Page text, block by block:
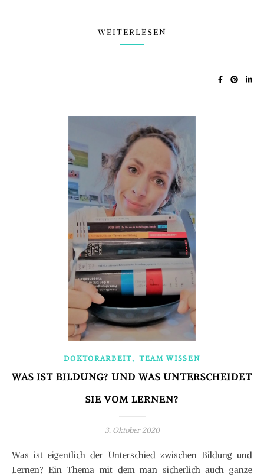
WEITERLESEN
DOKTORARBEIT, TEAM WISSEN
WAS IST BILDUNG? UND WAS UNTERSCHEIDET
SIE VOM LERNEN?
3. Oktober 2020
Was ist eigentlich der Unterschied zwischen Bildung und
Lernen? Ein Thema mit dem man sicherlich auch ganze